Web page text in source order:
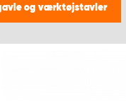
og værktøjstavler